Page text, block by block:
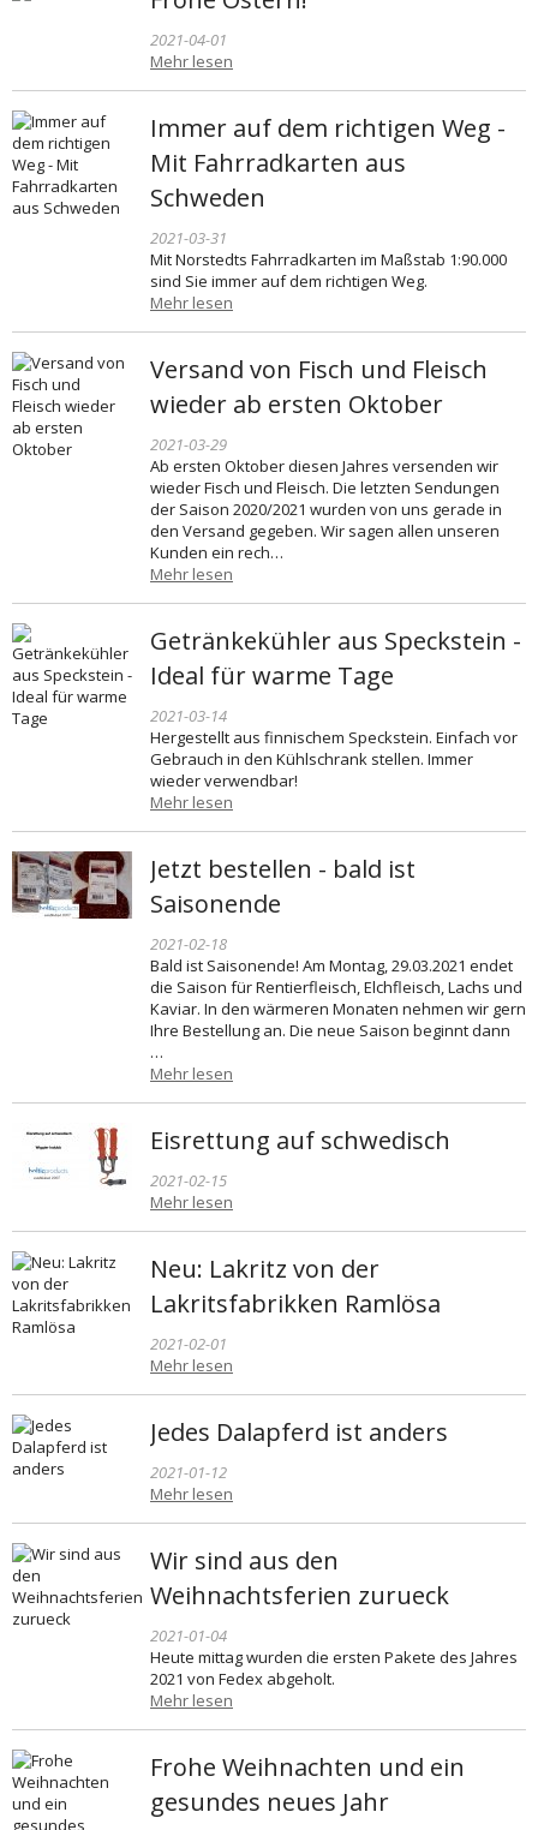
2021-04-01
Mehr lesen
Immer auf dem richtigen Weg -
Mit Fahrradkarten aus
Schweden
2021-03-31
Mit Norstedts Fahrradkarten im Maßstab 1:90.000
sind Sie immer auf dem richtigen Weg.
Mehr lesen
Versand von Fisch und Fleisch
wieder ab ersten Oktober
2021-03-29
Ab ersten Oktober diesen Jahres versenden wir
wieder Fisch und Fleisch. Die letzten Sendungen
der Saison 2020/2021 wurden von uns gerade in
den Versand gegeben. Wir sagen allen unseren
Kunden ein rech…
Mehr lesen
Getränkekühler aus Speckstein -
Ideal für warme Tage
2021-03-14
Hergestellt aus finnischem Speckstein. Einfach vor
Gebrauch in den Kühlschrank stellen. Immer
wieder verwendbar!
Mehr lesen
Jetzt bestellen - bald ist
Saisonende
2021-02-18
Bald ist Saisonende! Am Montag, 29.03.2021 endet
die Saison für Rentierfleisch, Elchfleisch, Lachs und
Kaviar. In den wärmeren Monaten nehmen wir gern
Ihre Bestellung an. Die neue Saison beginnt dann
…
Mehr lesen
Eisrettung auf schwedisch
2021-02-15
Mehr lesen
Neu: Lakritz von der
Lakritsfabrikken Ramlösa
2021-02-01
Mehr lesen
Jedes Dalapferd ist anders
2021-01-12
Mehr lesen
Wir sind aus den
Weihnachtsferien zurueck
2021-01-04
Heute mittag wurden die ersten Pakete des Jahres
2021 von Fedex abgeholt.
Mehr lesen
Frohe Weihnachten und ein
gesundes neues Jahr